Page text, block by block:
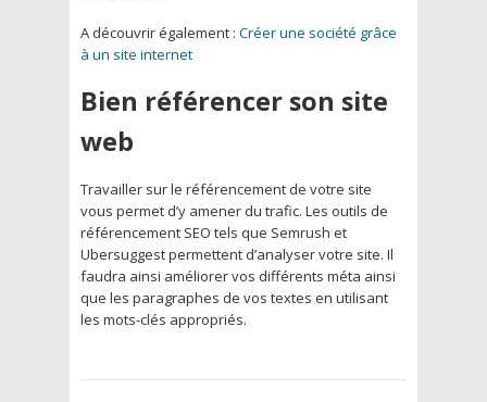
A découvrir également : Créer une société grâce
à un site internet
Bien référencer son site
web
Travailler sur le référencement de votre site
vous permet d’y amener du trafic. Les outils de
référencement SEO tels que Semrush et
Ubersuggest permettent d’analyser votre site. Il
faudra ainsi améliorer vos différents méta ainsi
que les paragraphes de vos textes en utilisant
les mots-clés appropriés.